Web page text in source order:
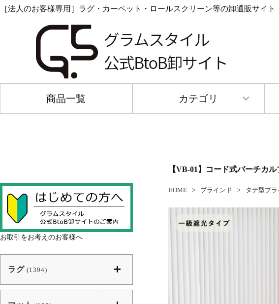
［法人のお客様専用］ラグ・カーペット・ロールスクリーン等の卸通販サイト
商品一覧 カテゴリ
お取引をお考えのお客様へ
ラグ (1394)
【VB-01】コード式バーチカ
HOME ブラインド タテ型ブラ